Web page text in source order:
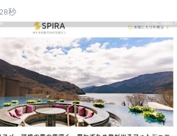
28秒